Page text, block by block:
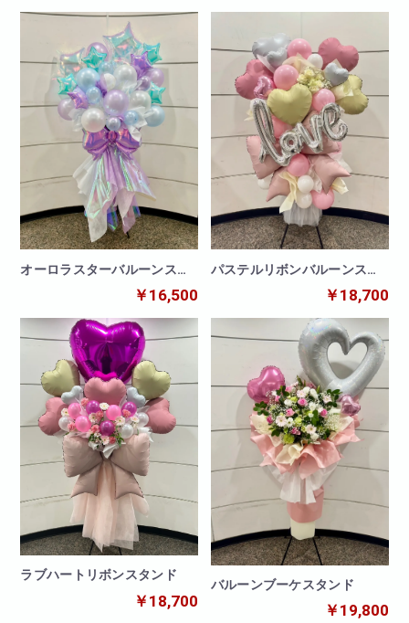
オーロラスターバルーンスタ
￥16,500
パステルリボンバルーンスタ
￥18,700
ラブハートリボンスタンド
￥18,700
バルーンブーケスタンド
￥19,800